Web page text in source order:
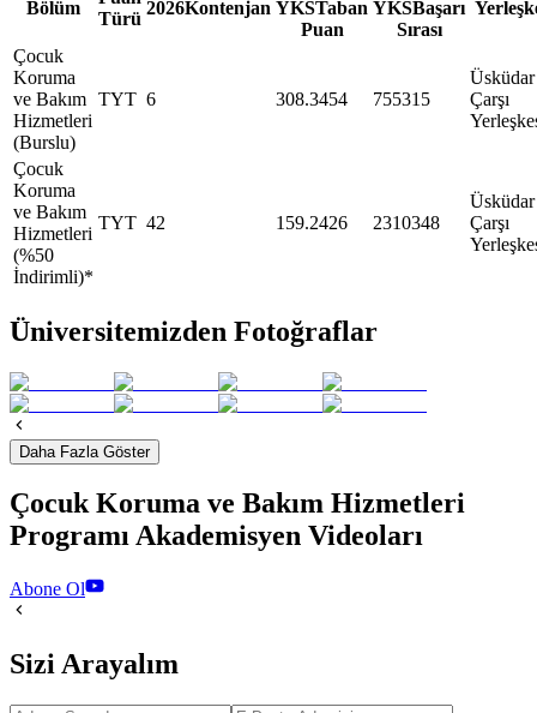
Bölüm
Türü
2026Kontenjan YKSTaban
Puan
YKSBaşarı
Sırası
Çocuk
Koruma
ve Bakım
Hizmetleri
(Burslu)
TYT 6 308.3454 755315
Üsküdar
Çarşı
Çocuk
Koruma
ve Bakım
Hizmetleri
(%50
İndirimli)*
TYT 42 159.2426 2310348
Üsküdar
Çarşı
Üniversitemizden Fotoğraflar
Daha Fazla Göster
Çocuk Koruma ve Bakım Hizmetleri
Programı Akademisyen Videoları
Abone Ol
Sizi Arayalım